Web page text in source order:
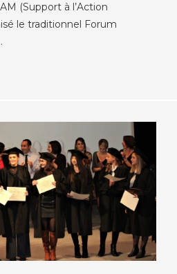
(Support à l’Action
le traditionnel Forum